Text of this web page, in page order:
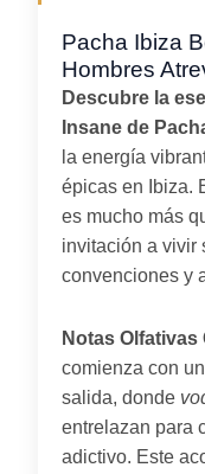
Pacha Ibiza
Hombres
Descubre la
Insane de
la energía
épicas en Ibiza.
es mucho más
invitación a vivir
convenciones y
Notas
comienza con
salida, donde
entrelazan para
adictivo. Este